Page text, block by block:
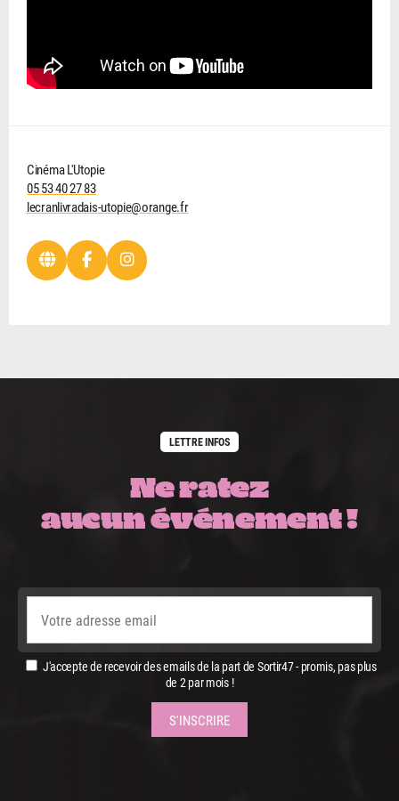
Cinéma L'Utopie
05 53 40 27 83
lecranlivradais-utopie@orange.fr
LETTRE INFOS
Ne ratez
aucun événement !
J'accepte de recevoir des emails de la part de Sortir47 - promis, pas plus
de 2 par mois !